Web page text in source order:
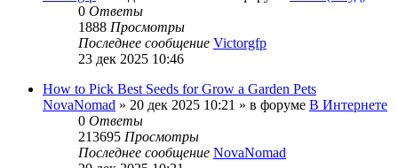
0 Ответы
1888 Просмотры
Последнее сообщение Victorgfp
23 дек 2025 10:46
How to Pick Best Seeds for Grow a Garden Pets
NovaNomad » 20 дек 2025 10:21 » в форуме В Интернете
0 Ответы
213695 Просмотры
Последнее сообщение NovaNomad